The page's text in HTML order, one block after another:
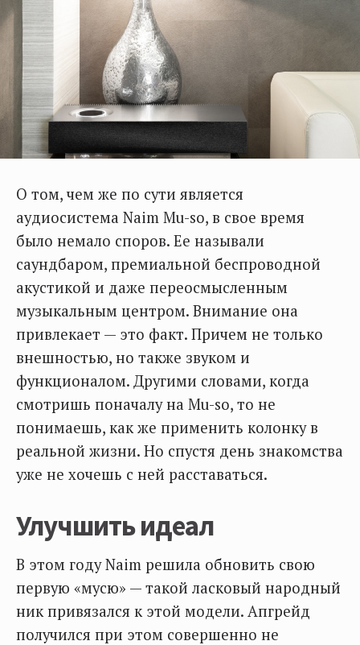
О том, чем же по сути является
аудиосистема Naim Mu-so, в свое время
было немало споров. Ее называли
саундбаром, премиальной беспроводной
акустикой и даже переосмысленным
музыкальным центром. Внимание она
привлекает — это факт. Причем не только
внешностью, но также звуком и
функционалом. Другими словами, когда
смотришь поначалу на Mu-so, то не
понимаешь, как же применить колонку в
реальной жизни. Но спустя день знакомства
уже не хочешь с ней расставаться.
Улучшить идеал
В этом году Naim решила обновить свою
первую «мусю» — такой ласковый народный
ник привязался к этой модели. Апгрейд
получился при этом совершенно не